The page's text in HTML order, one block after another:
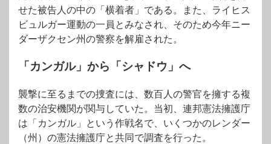
せた被告人の中の「横着者」である。また、ライヒス
ビュルガー運動の一員とみなされ、そのため今年ニー
ダーザクセン州の警察を解雇された。
「カンガル」から「シャドウ」へ
襲撃に至るまでの捜査には、数百人の警官を擁する複
数の治安機関が関与していた。当初、連邦憲法擁護庁
は「カンガル」という作戦名で、いくつかのレンダー
（州）の憲法擁護庁と共同で調査を行った。